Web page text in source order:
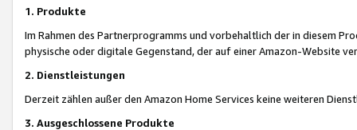
1. Produkte
Im Rahmen des Partnerprogramms und vorbehaltlich der in diesem
physische oder digitale Gegenstand, der auf einer Amazon-Website
2. Dienstleistungen
Derzeit zählen außer den Amazon Home Services keine weiteren
3. Ausgeschlossene Produkte